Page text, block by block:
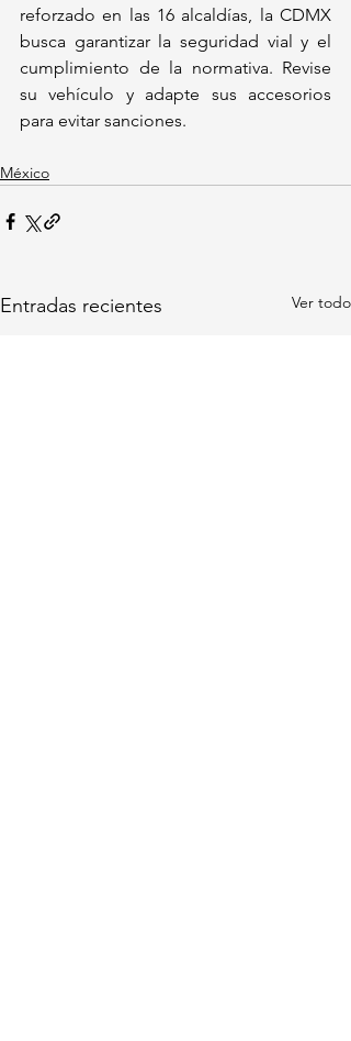
reforzado en las 16 alcaldías, la CDMX
busca garantizar la seguridad vial y el
cumplimiento de la normativa. Revise
su vehículo y adapte sus accesorios
para evitar sanciones.
México
Entradas recientes Ver todo